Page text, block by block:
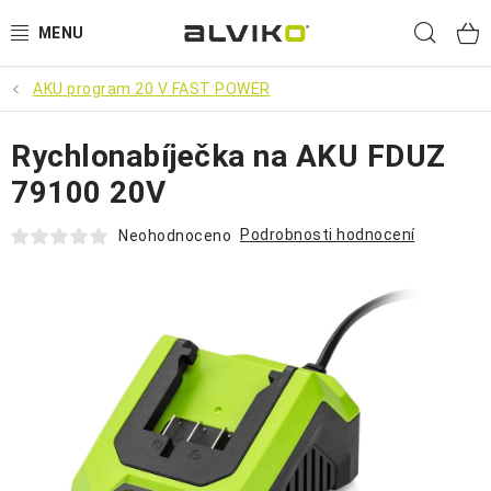
na
VÝPRODEJ
🌱 ZAHRADA 🌱
💦 SUDY NA VODU 💦
🐕‍🦺 DOMÁCÍ MAZLÍČCI 🐈
SUDY NA VÍNO
AKU program 20 V FAST POWER
Rychlonabíječka na AKU FDUZ
79100 20V
Neohodnoceno Podrobnosti hodnocení